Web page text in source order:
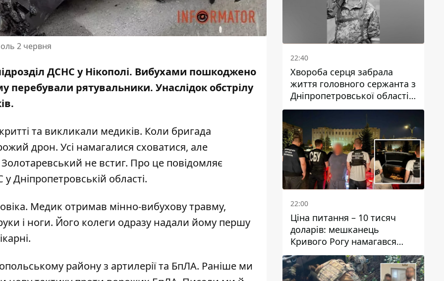
2 червня
ДСНС у Нікополі. Вибухами пошкоджено
перебували рятувальники. Унаслідок обстрілу
та викликали медиків. Коли бригада
дрон. Усі намагалися сховатися, але
не встиг. Про це повідомляє
Дніпропетровській області.
Медик отримав мінно-вибухову травму,
і ноги. Його колеги одразу надали йому першу
району з артилерії та БпЛА. Раніше ми
22:40
Хвороба серця забрала
життя головного сержанта з
Дніпропетровської області
Юрія Свистуна
22:00
Ціна питання – 10 тисяч
доларів: мешканець
Кривого Рогу намагався
переправити чоловіка до
Словаччини